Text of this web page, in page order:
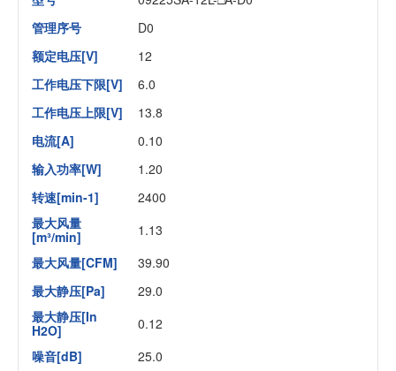
管理序号
D0
额定电压[V]
12
工作电压下限[V]
6.0
工作电压上限[V]
13.8
电流[A]
0.10
输入功率[W]
1.20
转速[min-1]
2400
最大风量
[m³/min]
1.13
最大风量[CFM]
39.90
最大静压[Pa]
29.0
最大静压[In
H2O]
0.12
噪音[dB]
25.0